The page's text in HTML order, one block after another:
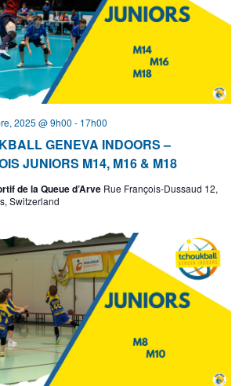
GENEVA INDOORS –
JUNIORS M14, M16 & M18
2025 @ 9h00 - 17h00
de la Queue d’Arve Rue François-Dussaud 12,
Switzerland